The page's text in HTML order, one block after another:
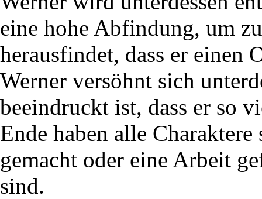
eine hohe Abfindung, um
herausfindet, dass er einen
Werner versöhnt sich
beeindruckt ist, dass er so
Ende haben alle
gemacht oder eine Arbeit
sind.